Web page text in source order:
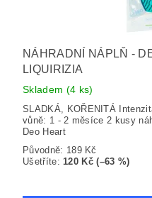
NÁHRADNÍ NÁPLŇ -
LIQUIRIZIA
Skladem (4 ks)
SLADKÁ, KOŘENITÁ
vůně: 1 - 2 měsíce 2 kusy
Deo Heart
Původně: 189 Kč
Ušetříte: 120 Kč (–63 %)